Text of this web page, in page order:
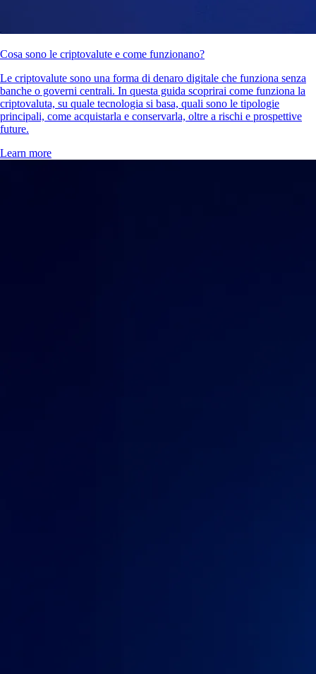
Cosa sono le criptovalute e come funzionano?
Le criptovalute sono una forma di denaro digitale che funziona senza
banche o governi centrali. In questa guida scoprirai come funziona la
criptovaluta, su quale tecnologia si basa, quali sono le tipologie
principali, come acquistarla e conservarla, oltre a rischi e prospettive
future.
Learn more